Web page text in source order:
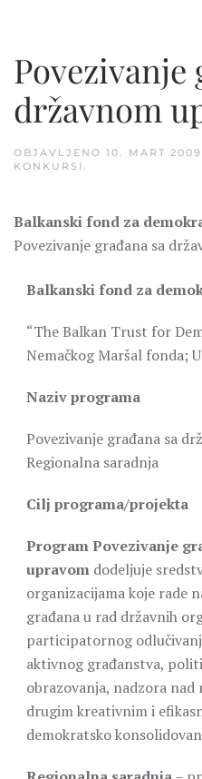
Povezivanje
državnom
OBJAVLJENO 10. MART
KONKURSI .
Balkanski fond za
Povezivanje građana sa
Balkanski fond za
“The Balkan Trust for
Nemačkog Maršal fonda;
Naziv programa
Povezivanje građana sa
Regionalna saradnja
Cilj programa/projekta
Program Povezivanje
upravom dodeljuje
organizacijama koje rade
građana u rad državnih
participatornog
aktivnog građanstva,
obrazovanja, nadzora
drugim kreativnim i
demokratsko